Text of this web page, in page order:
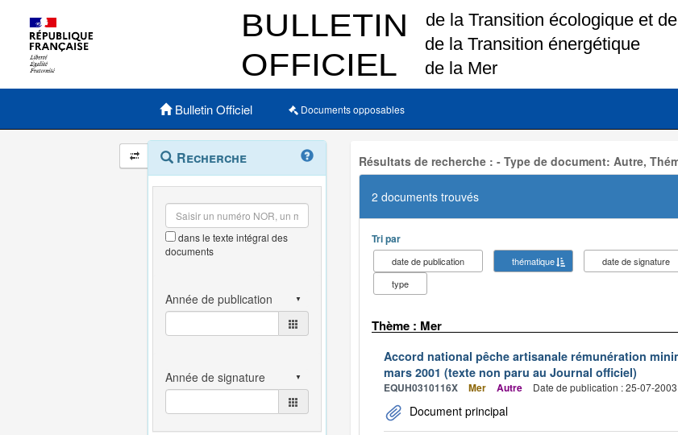
Menu principal
Bulletin Officiel Documents opposables
Navigation
et
outils
annexes
Menu
contextuel
Recherche
dans le texte intégral des
documents
Résultats de recherche : - Type de document: Autre,
2 documents trouvés
Tri par
date de publication thématique
date de signature
type
Thème : Mer
Accord national pêche artisanale rémunération
mars 2001 (texte non paru au Journal officiel)
EQUH0310116X Mer Autre Date de publication : 25-07-2003
Document principal